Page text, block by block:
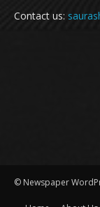
Contact us:
© Newspaper